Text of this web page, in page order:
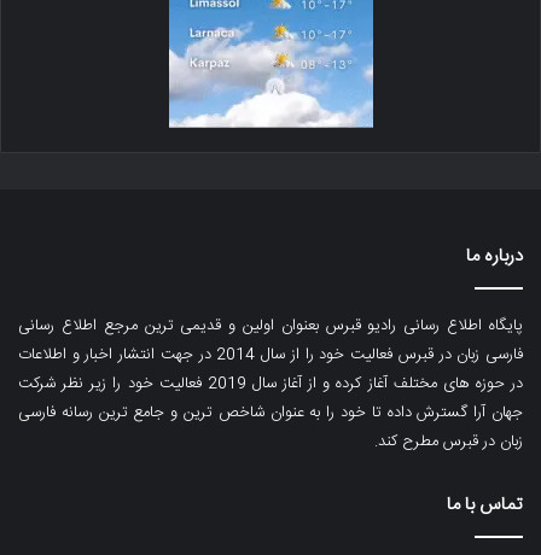
درباره ما
پایگاه اطلاع رسانی رادیو قبرس بعنوان اولین و قدیمی ترین مرجع اطلاع رسانی
فارسی زبان در قبرس فعالیت خود را از سال 2014 در جهت انتشار اخبار و اطلاعات
در حوزه های مختلف آغاز کرده و از آغاز سال 2019 فعالیت خود را زیر نظر شرکت
جهان آرا گسترش داده تا خود را به عنوان شاخص ترین و جامع ترین رسانه فارسی
زبان در قبرس مطرح کند.
تماس با ما